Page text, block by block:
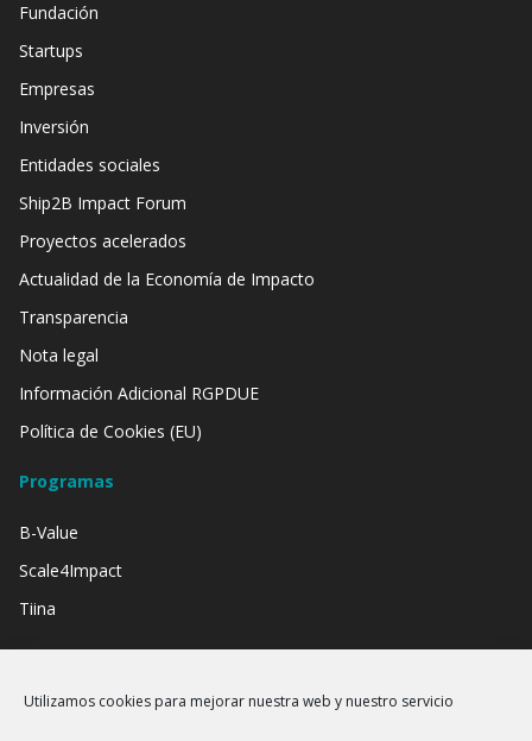
Utilizamos cookies para mejorar nuestra web y nuestro servicio
Fundación
Startups
Empresas
Inversión
Entidades sociales
Ship2B Impact Forum
Proyectos acelerados
Actualidad de la Economía de Impacto
Transparencia
Nota legal
Información Adicional RGPDUE
Política de Cookies (EU)
Programas
B-Value
Scale4Impact
Tiina